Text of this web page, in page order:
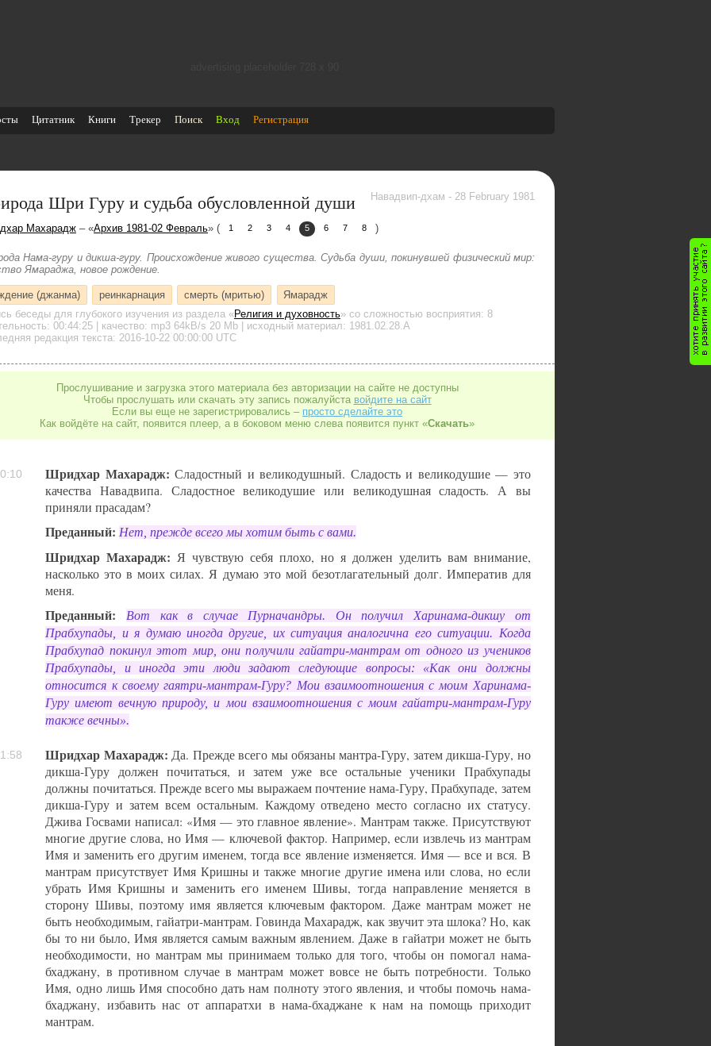
Цитатник Книги Трекер Поиск Вход Регистрация
Шри Гуру и судьба обусловленной души Навадвип-дхам - 28 February 1981
Махарадж – «Архив 1981-02 Февраль» ( 1 2 3 4 5 6 7 8 )
Нама-гуру и дикша-гуру. Происхождение живого существа. Судьба души, покинувшей физический мир:
Ямараджа, новое рождение.
(джанма) реинкарнация смерть (мритью)
Ямарадж
беседы для глубокого изучения из раздела «Религия и духовность» со сложностью восприятия: 8
00:44:25 | качество: mp3 64kB/s 20 Mb | исходный материал: 1981.02.28.A
редакция текста: 2016-10-22 00:00:00 UTC
Прослушивание и загрузка этого материала без авторизации на сайте не доступны
Чтобы прослушать или скачать эту запись пожалуйста войдите на сайт
Если вы еще не зарегистрировались – просто сделайте это
Как войдёте на сайт, появится плеер, а в боковом меню слева появится пункт «Скачать»
Шридхар Махарадж: Сладостный и великодушный. Сладость и великодушие — это
качества Навадвипа. Сладостное великодушие или великодушная сладость. А вы
приняли прасадам?
Преданный: Нет, прежде всего мы хотим быть с вами.
Шридхар Махарадж: Я чувствую себя плохо, но я должен уделить вам внимание,
насколько это в моих силах. Я думаю это мой безотлагательный долг. Императив для
меня.
Преданный:
Вот как в случае Пурначандры. Он получил Харинама-дикшу от
Прабхупады, и я думаю иногда другие, их ситуация аналогична его ситуации. Когда
Прабхупад покинул этот мир, они получили гайатри-мантрам от одного из учеников
Прабхупады, и иногда эти люди задают следующие вопросы: «Как они должны
относится к своему гаятри-мантрам-Гуру? Мои взаимоотношения с моим Харинама-
Гуру имеют вечную природу, и мои взаимоотношения с моим гайатри-мантрам-Гуру
также вечны».
Шридхар Махарадж: Да. Прежде всего мы обязаны мантра-Гуру, затем дикша-Гуру, но
дикша-Гуру должен почитаться, и затем уже все остальные ученики Прабхупады
должны почитаться. Прежде всего мы выражаем почтение нама-Гуру, Прабхупаде, затем
дикша-Гуру и затем всем остальным. Каждому отведено место согласно их статусу.
Джива Госвами написал: «Имя — это главное явление». Мантрам также. Присутствуют
многие другие слова, но Имя — ключевой фактор. Например, если извлечь из мантрам
Имя и заменить его другим именем, тогда все явление изменяется. Имя — все и вся. В
мантрам присутствует Имя Кришны и также многие другие имена или слова, но если
убрать Имя Кришны и заменить его именем Шивы, тогда направление меняется в
сторону Шивы, поэтому имя является ключевым фактором. Даже мантрам может не
быть необходимым, гайатри-мантрам. Говинда Махарадж, как звучит эта шлока? Но, как
бы то ни было, Имя является самым важным явлением. Даже в гайатри может не быть
необходимости, но мантрам мы принимаем только для того, чтобы он помогал нама-
бхаджану, в противном случае в мантрам может вовсе не быть потребности. Только
Имя, одно лишь Имя способно дать нам полноту этого явления, и чтобы помочь нама-
бхаджану, избавить нас от аппаратхи в нама-бхаджане к нам на помощь приходит
мантрам.